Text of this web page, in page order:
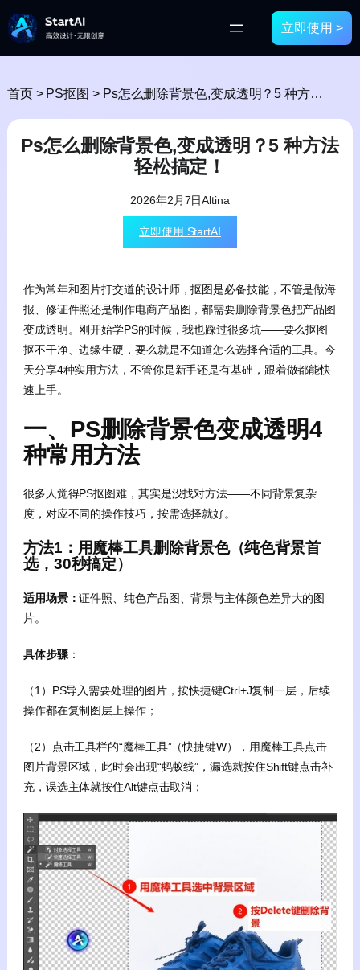
立即使用 >
首页 > PS抠图 > Ps怎么删除背景色,变成透明？5 种方法轻松搞定！
Ps怎么删除背景色,变成透明？5 种方法
轻松搞定！
2026年2月7日Altina
立即使用 StartAI
作为常年和图片打交道的设计师，抠图是必备技能，不管是做海
报、修证件照还是制作电商产品图，都需要删除背景色把产品图
变成透明。刚开始学PS的时候，我也踩过很多坑——要么抠图
抠不干净、边缘生硬，要么就是不知道怎么选择合适的工具。今
天分享4种实用方法，不管你是新手还是有基础，跟着做都能快
速上手。
一、PS删除背景色变成透明4
种常用方法
很多人觉得PS抠图难，其实是没找对方法——不同背景复杂
度，对应不同的操作技巧，按需选择就好。
方法1：用魔棒工具删除背景色（纯色背景首
选，30秒搞定）
适用场景：证件照、纯色产品图、背景与主体颜色差异大的图
片。
具体步骤：
（1）PS导入需要处理的图片，按快捷键Ctrl+J复制一层，后续
操作都在复制图层上操作；
（2）点击工具栏的“魔棒工具”（快捷键W），用魔棒工具点击
图片背景区域，此时会出现“蚂蚁线”，漏选就按住Shift键点击补
充，误选主体就按住Alt键点击取消；